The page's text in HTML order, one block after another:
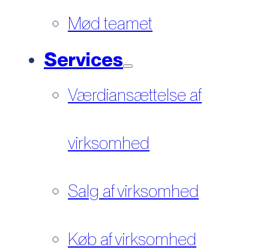
Mød teamet
Services
Værdiansættelse af
virksomhed
Salg af virksomhed
Køb af virksomhed